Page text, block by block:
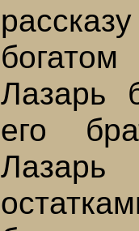
Лазарь
его